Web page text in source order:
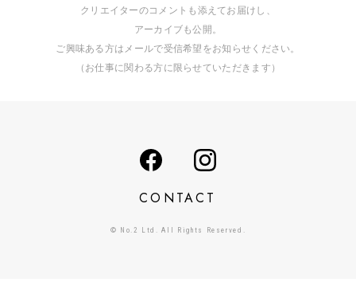
クリエイターのコメントも添えてお届けし、
アーカイブも公開。
ご興味ある方はメールで受信希望をお知らせください。
（お仕事に関わる方に限らせていただきます）
CONTACT
© No.2 Ltd. All Rights Reserved.